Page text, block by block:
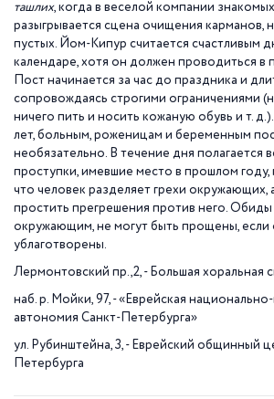
ташлих, когда в веселой компании
разыгрывается сцена очищения карманов,
пустых. Йом-Кипур считается счастливым
календаре, хотя он должен проводиться в
Пост начинается за час до праздника и
сопровождаясь строгими ограничениями
ничего пить и носить кожаную обувь и т.
лет, больным, роженицам и беременным
необязательно. В течение дня полагается
проступки, имевшие место в прошлом году,
что человек разделяет грехи окружающих,
простить прегрешения против него.
окружающим, не могут быть прощены,
ублаготворены.
Лермонтовский пр.,2, - Большая хоральная
наб. р. Мойки, 97, - «Еврейская национально-
автономия Санкт-Петербурга»
ул. Рубинштейна, 3, - Еврейский общинный
Петербурга